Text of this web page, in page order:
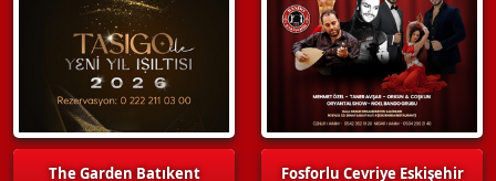
The Garden Batıkent
Fosforlu Cevriye Eskişehir